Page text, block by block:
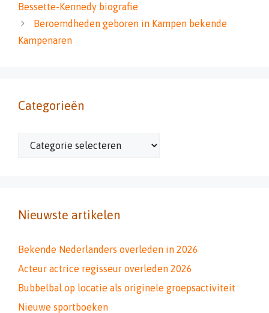
Bessette-Kennedy biografie
Beroemdheden geboren in Kampen bekende
Kampenaren
Categorieën
Nieuwste artikelen
Bekende Nederlanders overleden in 2026
Acteur actrice regisseur overleden 2026
Bubbelbal op locatie als originele groepsactiviteit
Nieuwe sportboeken